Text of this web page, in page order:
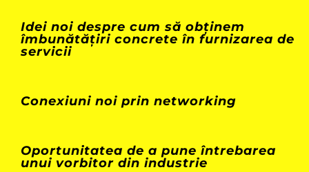
Idei noi despre cum să obținem
îmbunătățiri concrete în furnizarea de
servicii
Conexiuni noi prin networking
Oportunitatea de a pune întrebarea
unui vorbitor din industrie